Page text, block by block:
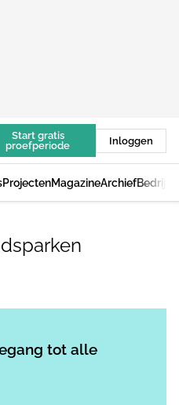
Start gratis
proefperiode
Inloggen
ProjectenMagazineArchief
tot alle